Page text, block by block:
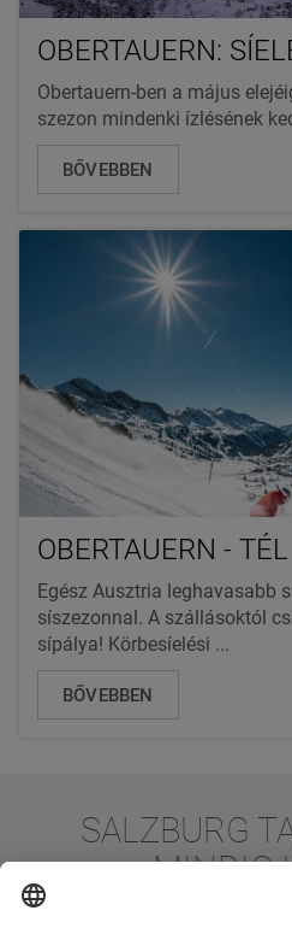
OBERTAUERN:
Obertauern-ben a május
szezon mindenki ízlésének
BŐVEBBEN
OBERTAUERN - TÉL
Egész Ausztria leghavasabb
síszezonnal. A szállásoktól
sípálya! Körbesíelési ...
BŐVEBBEN
SALZBURG
MINDIG